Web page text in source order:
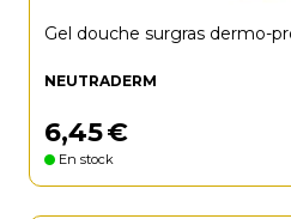
Gel douche surgras dermo-
NEUTRADERM
6,45€
En stock